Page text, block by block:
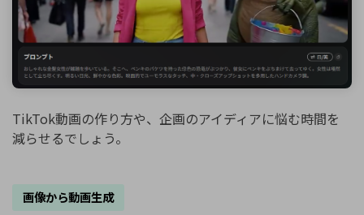
TikTok動画の作り方や、企画のアイディアに悩む時間を
減らせるでしょう。
画像から動画生成